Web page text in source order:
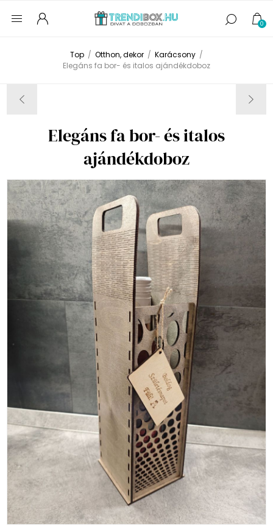
0
Top / Otthon, dekor / Karácsony /
Elegáns fa bor- és italos ajándékdoboz
Elegáns fa bor- és italos
ajándékdoboz